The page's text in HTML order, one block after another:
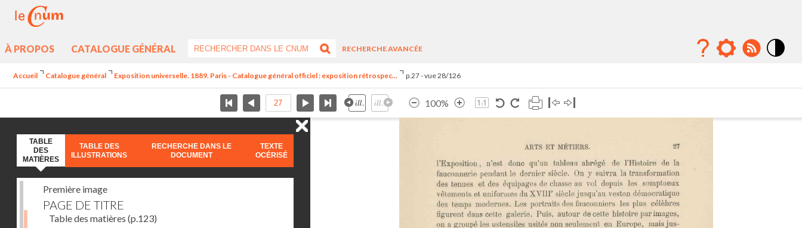
À PROPOS CATALOGUE GÉNÉRAL
RECHERCHE AVANCÉE
Accueil Catalogue général Exposition universelle. 1889. Paris - Catalogue général officiel : exposition rétrospec... p.27 - vue 28/126
100%
TABLE
DES
MATIÈRES
TABLE DES
ILLUSTRATIONS
RECHERCHE DANS LE
DOCUMENT
TEXTE
OCÉRISÉ
Première image
PAGE DE TITRE
Table des matières (p.123)